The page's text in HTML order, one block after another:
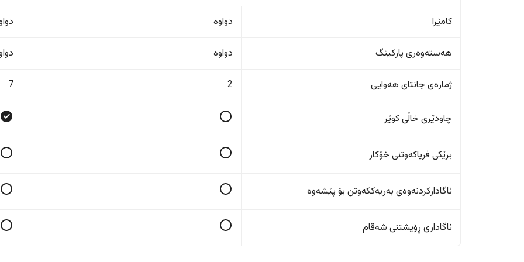
کامێرا دواوە
هەستەوەری پارکینگ دواوە
ژمارەی جانتای هەوایی 2
7
چاودێری خاڵی کوێر
برێکی فریاکەوتنی خۆکار
ئاگادارکردنەوەی بەریەککەوتن بۆ پێشەوە
ئاگاداری ڕۆیشتنی شەقام